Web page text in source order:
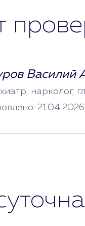
Василий
нарколог,
21.04.2026